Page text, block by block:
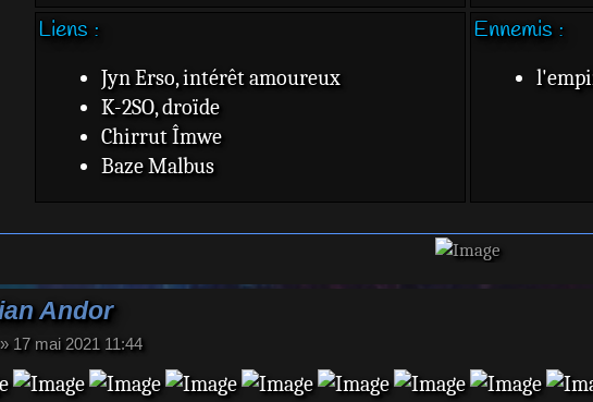
Liens :
Jyn Erso, intérêt amoureux
K-2SO, droïde
Chirrut Îmwe
Baze Malbus
Ennemis :
Andor
17 mai 2021 11:44